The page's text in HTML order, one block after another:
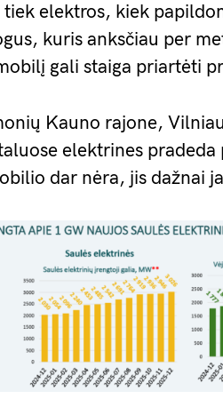
elektros, kiek
kuris anksčiau per
gali staiga priartėti
Kauno rajone,
elektrines
dar nėra, jis dažnai